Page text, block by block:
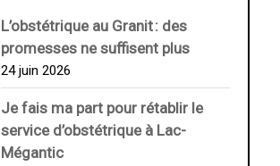
L’obstétrique au ­Granit : des
promesses ne suffisent plus
24 juin 2026
Je fais ma part pour rétablir le
service d’obstétrique à Lac-
Mégantic